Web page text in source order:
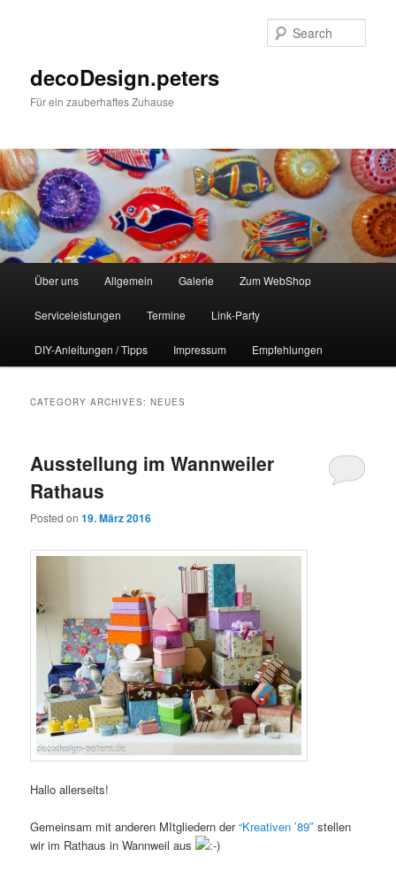
decoDesign.peters
Für ein zauberhaftes Zuhause
Skip
to
primary
content
Skip
to
secondary
content
Über uns Allgemein Galerie Zum WebShop
Serviceleistungen Termine Link-Party
DIY-Anleitungen / Tipps Impressum Empfehlungen
CATEGORY ARCHIVES:NEUES
Ausstellung im Wannweiler
Rathaus
Posted on19. März 2016
Hallo allerseits!
Gemeinsam mit anderen MItgliedern der“Kreativen ’89″ stellen
wir im Rathaus in Wannweil aus